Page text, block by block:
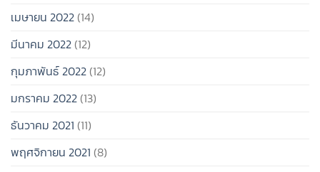
เมษายน 2022(14)
มีนาคม 2022(12)
กุมภาพันธ์ 2022(12)
มกราคม 2022(13)
ธันวาคม 2021 (11)
พฤศจิกายน 2021 (8)